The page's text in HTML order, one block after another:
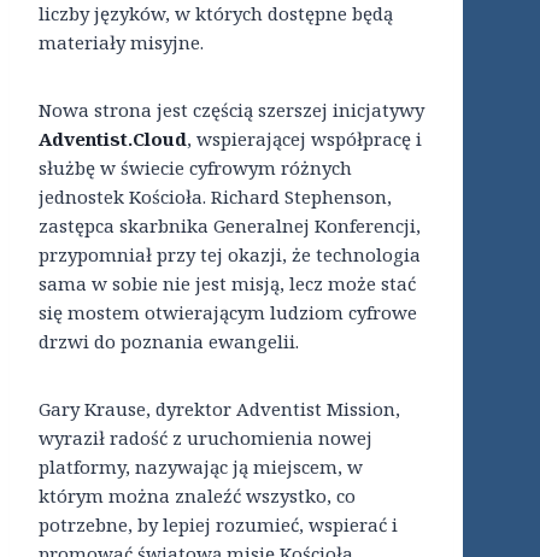
liczby języków, w których dostępne będą
materiały misyjne.
Nowa strona jest częścią szerszej inicjatywy
Adventist.Cloud, wspierającej współpracę i
służbę w świecie cyfrowym różnych
jednostek Kościoła. Richard Stephenson,
zastępca skarbnika Generalnej Konferencji,
przypomniał przy tej okazji, że technologia
sama w sobie nie jest misją, lecz może stać
się mostem otwierającym ludziom cyfrowe
drzwi do poznania ewangelii.
Gary Krause, dyrektor Adventist Mission,
wyraził radość z uruchomienia nowej
platformy, nazywając ją miejscem, w
którym można znaleźć wszystko, co
potrzebne, by lepiej rozumieć, wspierać i